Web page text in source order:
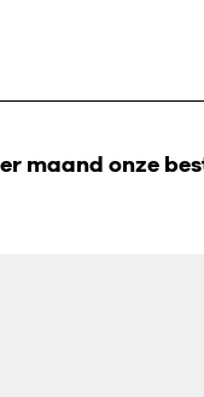
maand onze